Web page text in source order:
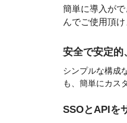
簡単に導入が
んでご使用頂け
安全で安定的
シンプルな構成
も、簡単にカス
SSOとAPIを